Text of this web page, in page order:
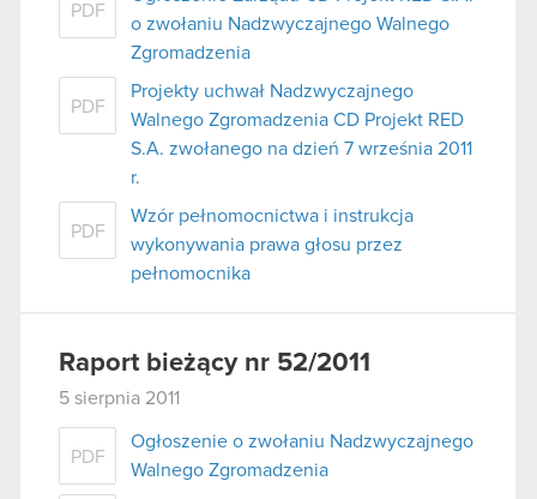
PDF
o zwołaniu Nadzwyczajnego Walnego
Zgromadzenia
PDF
Projekty uchwał Nadzwyczajnego
Walnego Zgromadzenia CD Projekt RED
S.A. zwołanego na dzień 7 września 2011
r.
PDF
Wzór pełnomocnictwa i instrukcja
wykonywania prawa głosu przez
pełnomocnika
Raport bieżący nr 52/2011
5 sierpnia 2011
PDF
Ogłoszenie o zwołaniu Nadzwyczajnego
Walnego Zgromadzenia